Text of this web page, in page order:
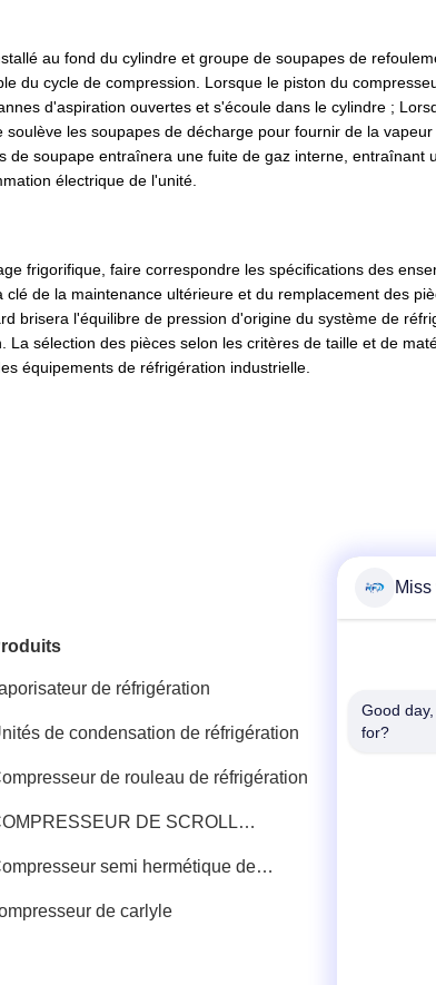
au fond du cylindre et groupe de soupapes de
du cycle de compression. Lorsque le piston du
d'aspiration ouvertes et s'écoule dans le cylindre ;
les soupapes de décharge pour fournir de la
soupape entraînera une fuite de gaz interne, entraînant
électrique de l'unité.
frigorifique, faire correspondre les spécifications des
de la maintenance ultérieure et du remplacement des
brisera l'équilibre de pression d'origine du système de
sélection des pièces selon les critères de taille et de
équipements de réfrigération industrielle.
de réfrigération
de condensation de réfrigération
de rouleau de réfrigération
DE SCROLL
semi hermétique de
de carlyle
Miss
Good
for?